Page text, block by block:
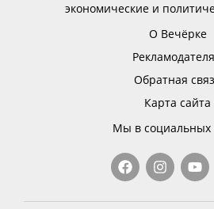
экономические и
О Вечёрке
Обратная
Карта сайта
Мы в социальных